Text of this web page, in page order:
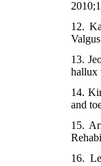
12.
13.
hallux
14.
and
15.
16.